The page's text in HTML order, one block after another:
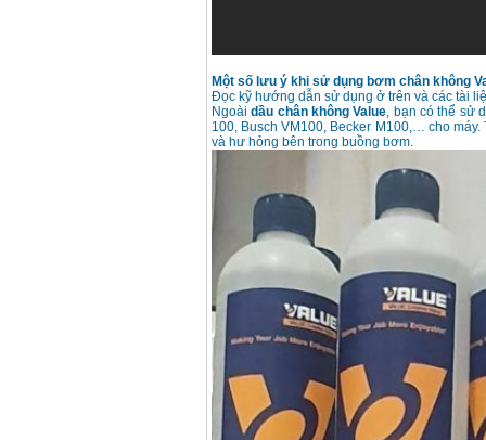
Một số lưu ý khi sử dụng bơm chân không
Đọc kỹ hướng dẫn sử dụng ở trên và các tài
Ngoàidầu chân không Value, bạn có thể sử
100, Busch VM100, Becker M100,… cho
và hư hỏng bên trong buồng bơm.